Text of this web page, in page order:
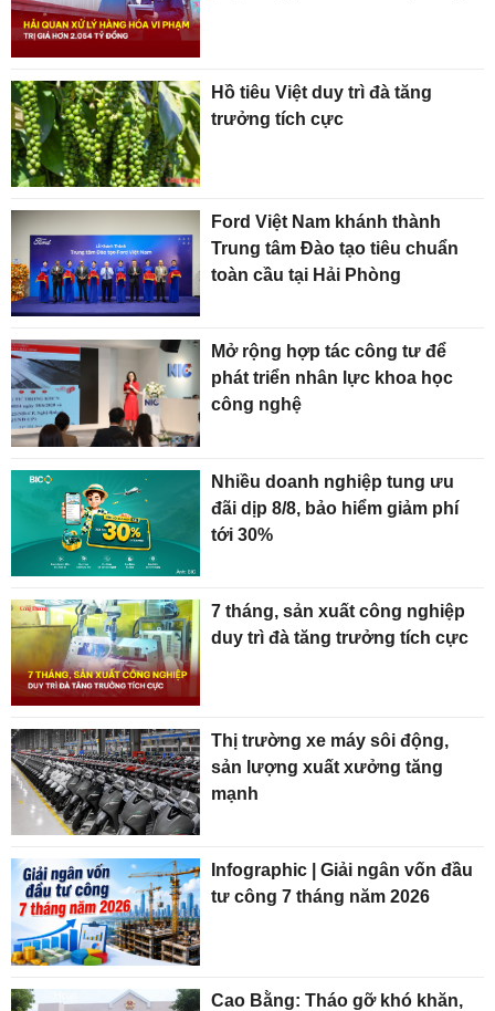
Hồ tiêu Việt duy trì đà tăng
trưởng tích cực
Ford Việt Nam khánh thành
Trung tâm Đào tạo tiêu chuẩn
toàn cầu tại Hải Phòng
Mở rộng hợp tác công tư để
phát triển nhân lực khoa học
công nghệ
Nhiều doanh nghiệp tung ưu
đãi dịp 8/8, bảo hiểm giảm phí
tới 30%
7 tháng, sản xuất công nghiệp
duy trì đà tăng trưởng tích cực
Thị trường xe máy sôi động,
sản lượng xuất xưởng tăng
mạnh
Infographic | Giải ngân vốn đầu
tư công 7 tháng năm 2026
Cao Bằng: Tháo gỡ khó khăn,